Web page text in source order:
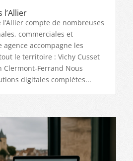
l’Allier
compte de nombreuses
commerciales et
accompagne les
le territoire : Vichy Cusset
Clermont-Ferrand Nous
digitales complètes...